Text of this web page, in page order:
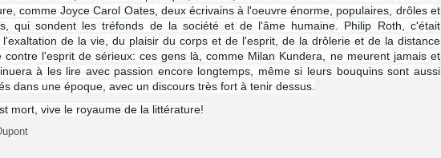
comme Joyce Carol Oates, deux écrivains à l'oeuvre énorme, populaires, drôles et
qui sondent les tréfonds de la société et de l'âme humaine. Philip Roth, c'était
l'exaltation de la vie, du plaisir du corps et de l'esprit, de la drôlerie et de la distance
contre l'esprit de sérieux: ces gens là, comme Milan Kundera, ne meurent jamais et
à les lire avec passion encore longtemps, même si leurs bouquins sont aussi
dans une époque, avec un discours très fort à tenir dessus.
mort, vive le royaume de la littérature!